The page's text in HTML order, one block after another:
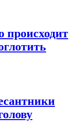
происходит